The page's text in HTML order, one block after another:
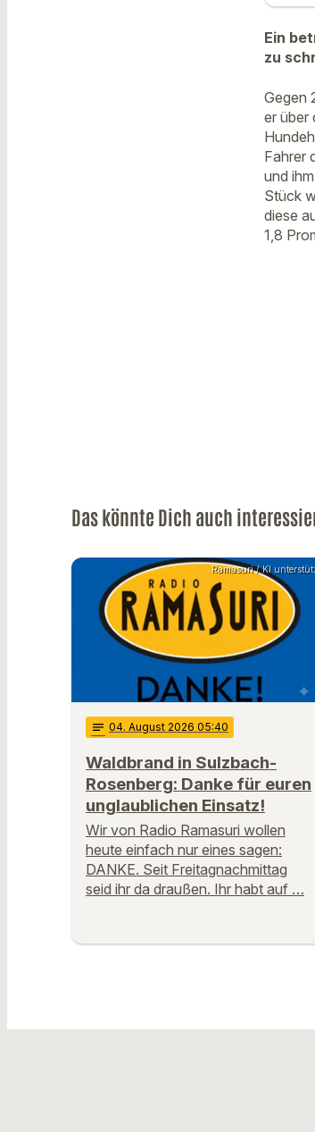
Ein
zu
Gegen
er über
Fahrer
und
Stück
diese
1,8
Das könnte Dich auch
Ramasuri / KI
notes 04. August 2026 05:40
Waldbrand in Sulzbach-
Rosenberg: Danke für euren
unglaublichen Einsatz!
Wir von Radio Ramasuri wollen
heute einfach nur eines sagen:
DANKE. Seit Freitagnachmittag
seid ihr da draußen. Ihr habt auf …